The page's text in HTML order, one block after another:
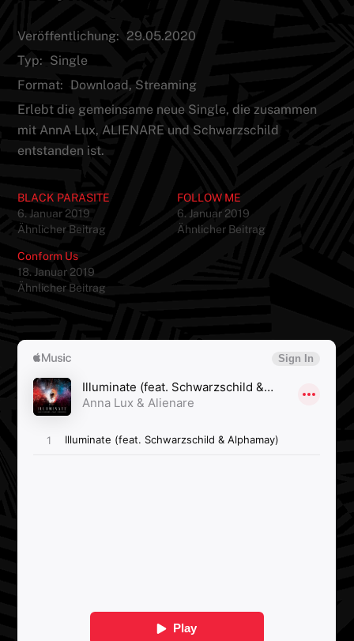
Veröffentlichung: 29.05.2020
Typ: Single
Format: Download, Streaming
Erlebt die gemeinsame neue Single, die zusammen
mit AnnA Lux, ALIENARE und Schwarzschild
entstanden ist.
BLACK PARASITE
6. Januar 2019
Ähnlicher Beitrag
FOLLOW ME
6. Januar 2019
Ähnlicher Beitrag
Conform Us
18. Januar 2019
Ähnlicher Beitrag